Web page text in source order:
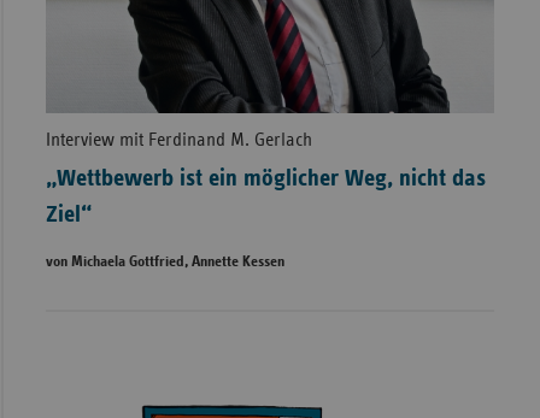
Interview mit Ferdinand M. Gerlach
„Wettbewerb ist ein möglicher Weg, nicht das
Ziel“
von Michaela Gottfried, Annette Kessen